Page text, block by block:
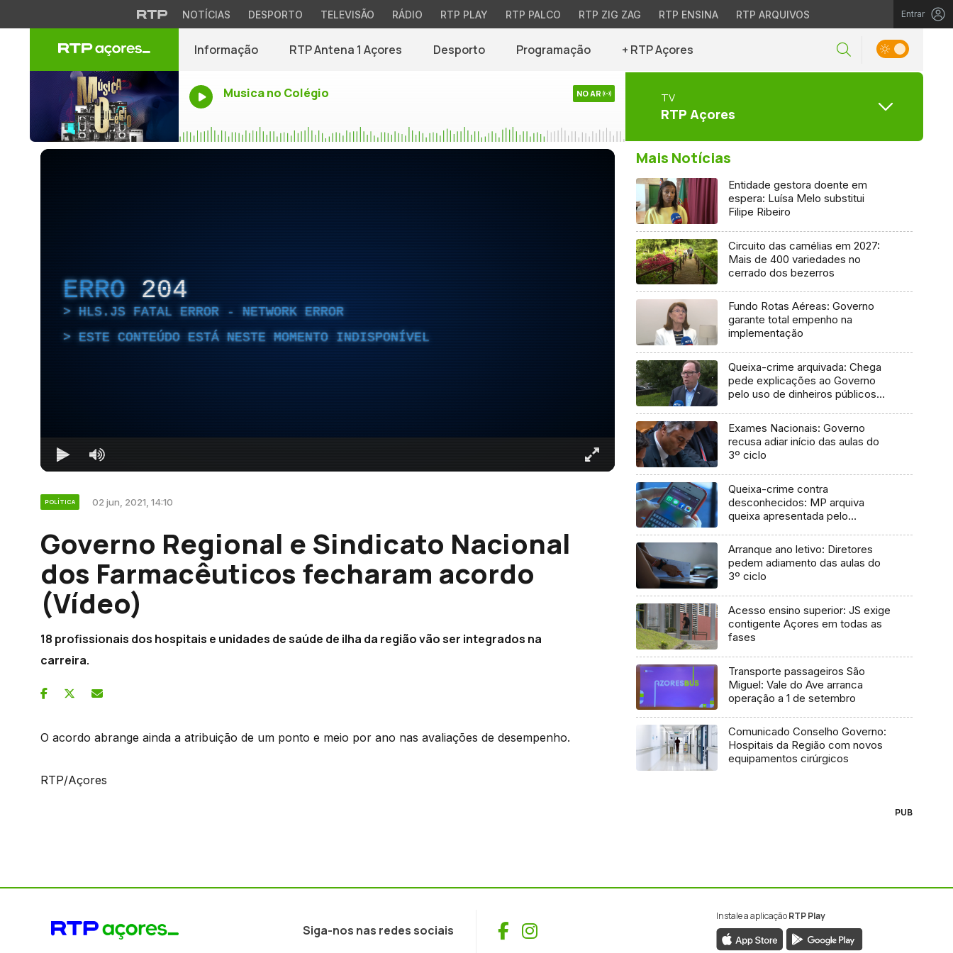
NOTÍCIAS DESPORTO TELEVISÃO RÁDIO RTP PLAY RTP PALCO RTP ZIG ZAG RTP ENSINA RTP ARQUIVOS Entrar
Informação RTP Antena 1 Açores Desporto Programação + RTP Açores
Musica no Colégio NO AR TV
RTP Açores
ERRO 204
HLS.JS FATAL ERROR - NETWORK ERROR
ESTE CONTEÚDO ESTÁ NESTE MOMENTO INDISPONÍVEL
POLÍTICA 02 jun, 2021, 14:10
Governo Regional e Sindicato Nacional
dos Farmacêuticos fecharam acordo
(Vídeo)
18 profissionais dos hospitais e unidades de saúde de ilha da região vão ser integrados na
carreira.
O acordo abrange ainda a atribuição de um ponto e meio por ano nas avaliações de desempenho.
RTP/Açores
Mais Notícias
Entidade gestora doente em
espera: Luísa Melo substitui
Filipe Ribeiro
Circuito das camélias em 2027:
Mais de 400 variedades no
cerrado dos bezerros
Fundo Rotas Aéreas: Governo
garante total empenho na
implementação
Queixa-crime arquivada: Chega
pede explicações ao Governo
pelo uso de dinheiros públicos
Exames Nacionais: Governo
recusa adiar início das aulas do
3º ciclo
Queixa-crime contra
desconhecidos: MP arquiva
queixa apresentada pelo
Arranque ano letivo: Diretores
pedem adiamento das aulas do
3º ciclo
Acesso ensino superior: JS exige
contigente Açores em todas as
fases
Transporte passageiros São
Miguel: Vale do Ave arranca
operação a 1 de setembro
Comunicado Conselho Governo:
Hospitais da Região com novos
equipamentos cirúrgicos
PUB
Siga-nos nas redes sociais Facebook
Instagram
Instale a aplicaçãoRTP Play